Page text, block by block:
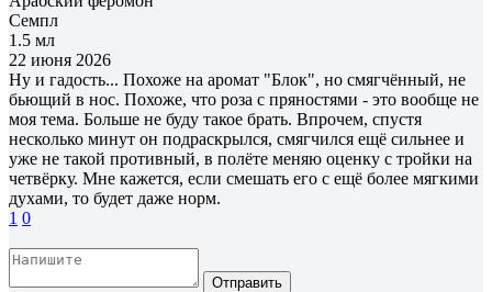
Семпл
1.5 мл
22 июня 2026
Ну и гадость... Похоже на аромат "Блок", но смягчённый, не
бьющий в нос. Похоже, что роза с пряностями - это вообще не
моя тема. Больше не буду такое брать. Впрочем, спустя
несколько минут он подраскрылся, смягчился ещё сильнее и
уже не такой противный, в полёте меняю оценку с тройки на
четвёрку. Мне кажется, если смешать его с ещё более мягкими
духами, то будет даже норм.
1 0
Отправить